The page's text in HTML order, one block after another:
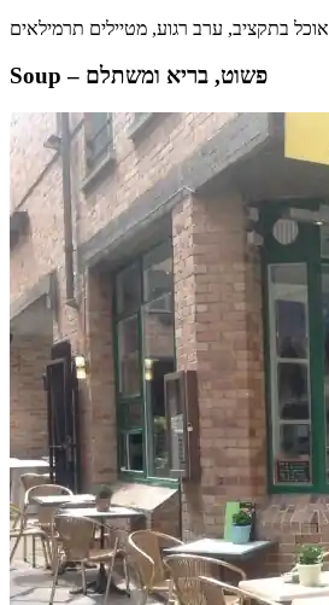
אוכל בתקציב, ערב רגוע, מטיילים תרמילאים
Soup – פשוט, בריא ומשתלם